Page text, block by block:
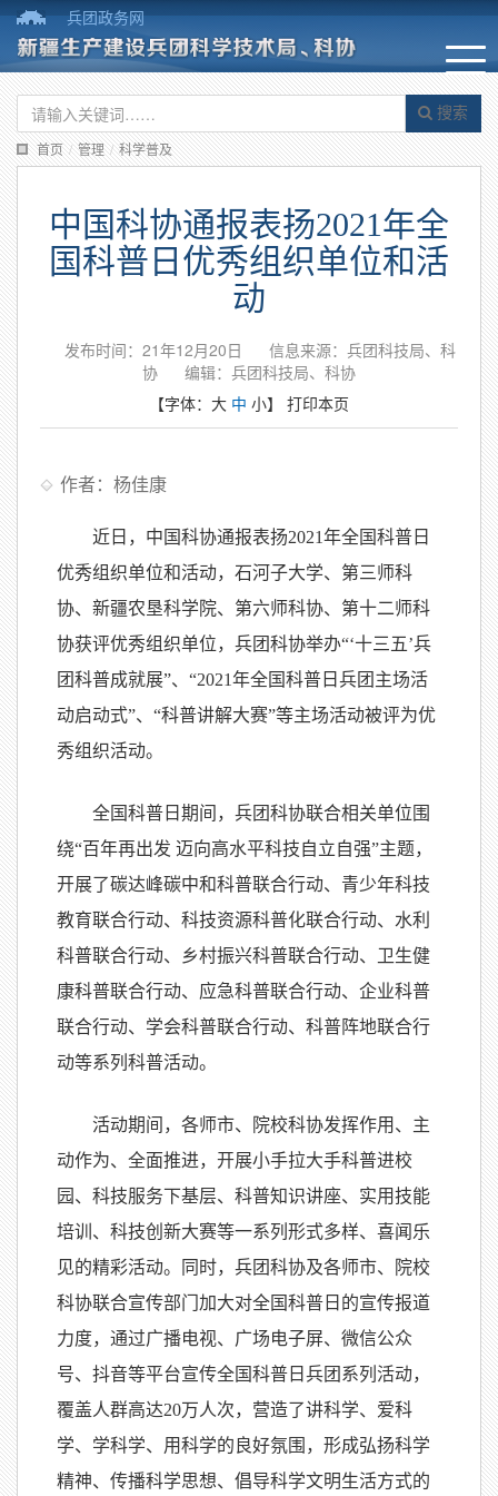
兵团政务网
搜索
首页 / 管理 / 科学普及
中国科协通报表扬2021年全
国科普日优秀组织单位和活
动
发布时间：21年12月20日
信息来源：兵团科技局、科
协
编辑：兵团科技局、科协
【字体： 大 中 小】 打印本页
作者：杨佳康
近日，中国科协通报表扬2021年全国科普日
优秀组织单位和活动，石河子大学、第三师科
协、新疆农垦科学院、第六师科协、第十二师科
协获评优秀组织单位，兵团科协举办“‘十三五’兵
团科普成就展”、“2021年全国科普日兵团主场活
动启动式”、“科普讲解大赛”等主场活动被评为优
秀组织活动。
全国科普日期间，兵团科协联合相关单位围
绕“百年再出发 迈向高水平科技自立自强”主题，
开展了碳达峰碳中和科普联合行动、青少年科技
教育联合行动、科技资源科普化联合行动、水利
科普联合行动、乡村振兴科普联合行动、卫生健
康科普联合行动、应急科普联合行动、企业科普
联合行动、学会科普联合行动、科普阵地联合行
动等系列科普活动。
活动期间，各师市、院校科协发挥作用、主
动作为、全面推进，开展小手拉大手科普进校
园、科技服务下基层、科普知识讲座、实用技能
培训、科技创新大赛等一系列形式多样、喜闻乐
见的精彩活动。同时，兵团科协及各师市、院校
科协联合宣传部门加大对全国科普日的宣传报道
力度，通过广播电视、广场电子屏、微信公众
号、抖音等平台宣传全国科普日兵团系列活动，
覆盖人群高达20万人次，营造了讲科学、爱科
学、学科学、用科学的良好氛围，形成弘扬科学
精神、传播科学思想、倡导科学文明生活方式的